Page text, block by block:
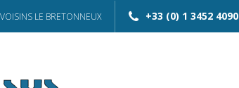
LE BRETONNEUX +33 (0) 1 3452 4090